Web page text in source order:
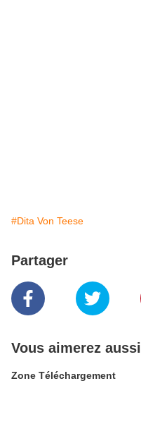
#Dita Von Teese
Partager
Vous aimerez aussi
Zone Téléchargement